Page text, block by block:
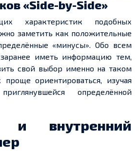
«Side-by-Side»
характеристик подобных
заметить как положительные
«минусы». Обо всем
иметь информацию тем,
свой выбор именно на таком
ориентироваться, изучая
определённой
и внутренний